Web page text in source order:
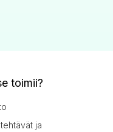
toimii?
ja